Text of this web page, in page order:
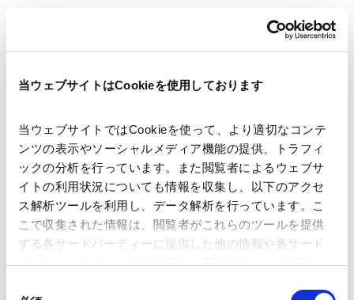
当ウェブサイトはCookieを使用しております
当ウェブサイトではCookieを使って、より適切なコンテ
ンツの表示やソーシャルメディア機能の提供、トラフィ
ックの分析を行っています。また閲覧者によるウェブサ
イトの利用状況についても情報を収集し、以下のアクセ
ス解析ツールを利用し、データ解析を行っています。こ
こで収集された情報は、閲覧者がこれらのツールを提供
する各サードパーティーに提供した他の情報や各サード
パーティーのサービスを使用した際に収集された情報と
著者
関連弁護士等
龍野 滋幹 松下 由英 栗田 聡
出版社 有斐閣
掲載誌・刊号 有斐閣Online
発行年月日 2026年1月